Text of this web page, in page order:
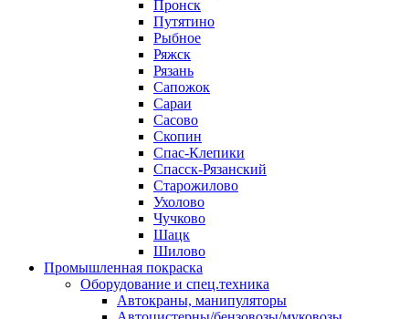
Пронск
Путятино
Рыбное
Ряжск
Рязань
Сапожок
Сараи
Сасово
Скопин
Спас-Клепики
Спасск-Рязанский
Старожилово
Ухолово
Чучково
Шацк
Шилово
Промышленная покраска
Оборудование и спец.техника
Автокраны, манипуляторы